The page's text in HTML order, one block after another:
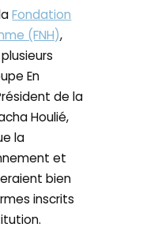
Fondation
(FNH),
En
de la
Houlié,
la
et
bien
inscrits